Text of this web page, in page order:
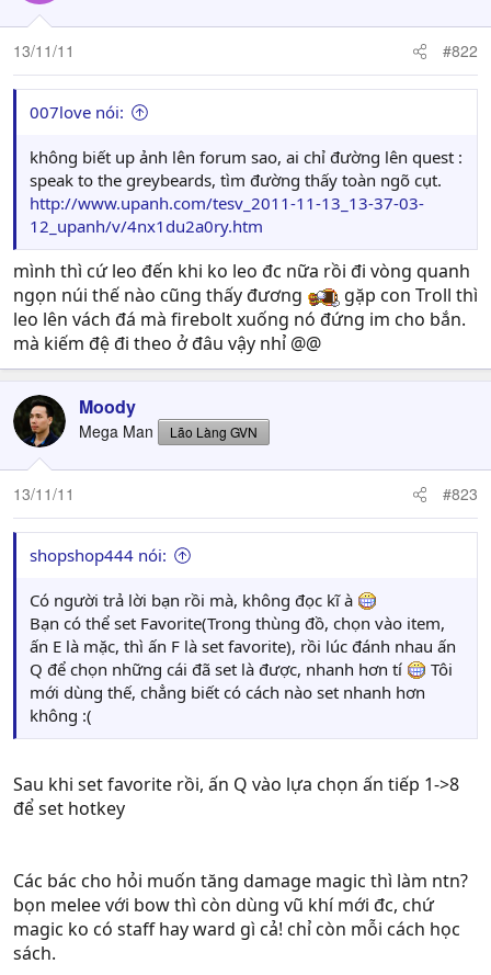
13/11/11 #822
007love nói:
không biết up ảnh lên forum sao, ai chỉ đường lên quest :
speak to the greybeards, tìm đường thấy toàn ngõ cụt.
http://www.upanh.com/tesv_2011-11-13_13-37-03-
12_upanh/v/4nx1du2a0ry.htm
mình thì cứ leo đến khi ko leo đc nữa rồi đi vòng quanh
ngọn núi thế nào cũng thấy đương
gặp con Troll thì
leo lên vách đá mà firebolt xuống nó đứng im cho bắn.
mà kiếm đệ đi theo ở đâu vậy nhỉ @@
Moody
Mega Man Lão Làng GVN
13/11/11 #823
shopshop444 nói:
Có người trả lời bạn rồi mà, không đọc kĩ à
Bạn có thể set Favorite(Trong thùng đồ, chọn vào item,
ấn E là mặc, thì ấn F là set favorite), rồi lúc đánh nhau ấn
Q để chọn những cái đã set là được, nhanh hơn tí
Tôi
mới dùng thế, chẳng biết có cách nào set nhanh hơn
không :(
Sau khi set favorite rồi, ấn Q vào lựa chọn ấn tiếp 1->8
để set hotkey
Các bác cho hỏi muốn tăng damage magic thì làm ntn?
bọn melee với bow thì còn dùng vũ khí mới đc, chứ
magic ko có staff hay ward gì cả! chỉ còn mỗi cách học
sách.